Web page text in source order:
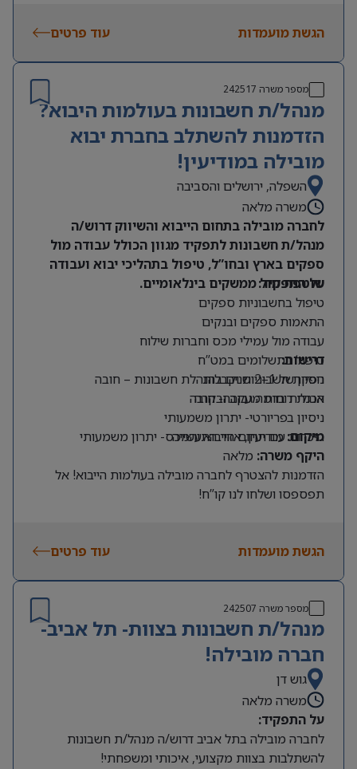
הגשת מועמדות עוד פרטים
מספר משרה 242517
מנהל/ת חשבונות בעולמות היבוא?
הזדמנות להשתלב בחברת יבוא
מובילה במודיעין!
השפלה, ירושלים והסביבה
משרה מלאה
לחברה מובילה בתחום הייבוא והשיווק דרוש/ה
מנהל/ת חשבונות לתפקיד מגוון הכולל עבודה מול
ספקים בארץ ובחו”ל, טיפול בתהליכי יבוא ועבודה
שוטפת מול ממשקים בינלאומיים.
על התפקיד:
טיפול בחשבוניות ספקים
התאמות ספקים ובנקים
עבודה מול עמילי מכס וחברות שילוח
טיפול בתשלומים במט”ח
הפקת חשבוניות וקבלות
הכנת דוחות מעקב ובקרה
דרישות:
ניסיון של 1–2 שנים בהנהלת חשבונות – חובה
אנגלית ברמה גבוהה- חובה
ניסיון בפריורטי- יתרון משמעותי
היכרות עם תחום הייבוא והמכס- יתרון משמעותי
מיקום:מודיעין, אזור התעשייה
היקף משרה: מלאה
הזדמנות להצטרף לחברה מובילה בעולמות הייבוא! אל
תפספסו ושלחו לנו קו”ח!
הגשת מועמדות עוד פרטים
מספר משרה 242507
מנהל/ת חשבונות בצוות- תל אביב-
חברה מובילה!
גוש דן
משרה מלאה
על התפקיד:
לחברה מובילה בתל אביב דרוש/ה מנהל/ת חשבונות
להשתלבות בצוות מקצועי, איכותי ומשפחתי!